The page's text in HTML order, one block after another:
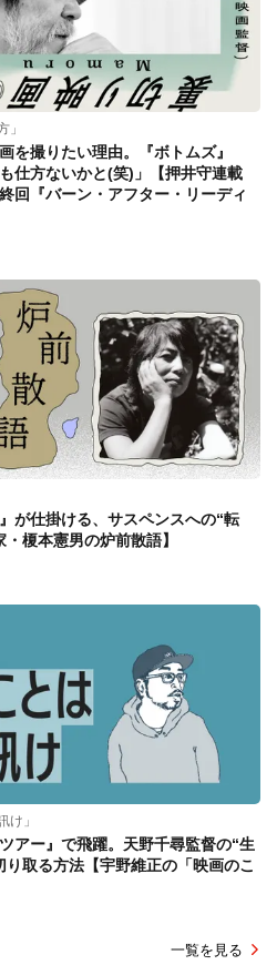
」
を撮りたい理由。『ボトムズ』
仕方ないかと(笑)」【押井守連載
回『バーン・アフター・リーディ
が仕掛ける、サスペンスへの“転
榎本憲男の炉前散語】
け」
アー』で飛躍。天野千尋監督の“生
取る方法【宇野維正の「映画のこ
一覧を見る